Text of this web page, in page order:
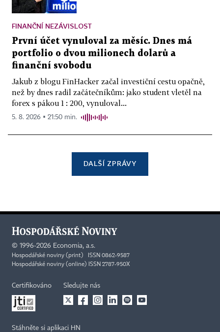
FINANČNÍ NEZÁVISLOST
První účet vynuloval za měsíc. Dnes má
portfolio o dvou milionech dolarů a
finanční svobodu
Jakub z blogu FinHacker začal investiční cestu opačně,
než by dnes radil začátečníkům: jako student vletěl na
forex s pákou 1 : 200, vynuloval...
5. 8. 2026 ▪ 21:50 min.
DALŠÍ ZPRÁVY
© 1996-2026 Economia, a.s.
Hospodářské noviny (print) ISSN 0862-9587
Hospodářské noviny (online) ISSN 2787-950X
Certifikováno Sledujte nás
Stáhněte si aplikaci HN